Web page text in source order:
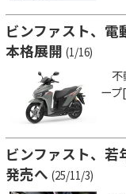
ビンファスト、
本格展開 (1/16)
不
ー
ビンファスト、若
発売へ (25/11/3)